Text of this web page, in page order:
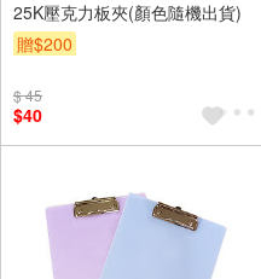
25K壓克力板夾(顏色隨機出貨)
贈$200
$ 45
$40